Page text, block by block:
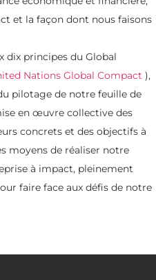
et la façon dont nous faisons
dix principes du Global
Nations Global Compact ),
pilotage de notre feuille de
en œuvre collective des
concrets et des objectifs à
moyens de réaliser notre
à impact, pleinement
faire face aux défis de notre